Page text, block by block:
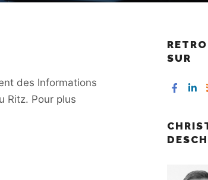
des Informations
Ritz. Pour plus
SUR